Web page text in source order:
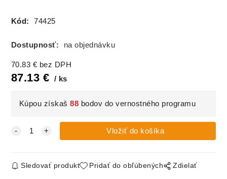
Kód: 74425
Dostupnosť: na objednávku
70.83 € bez DPH
87.13 € ks
Kúpou získaš88 bodov do vernostného programu
Sledovať produkt Pridať do obľúbených Zdielať